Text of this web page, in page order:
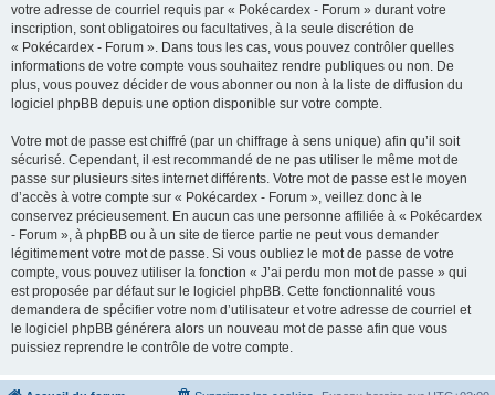
votre adresse de courriel requis par « Pokécardex - Forum » durant votre
inscription, sont obligatoires ou facultatives, à la seule discrétion de
« Pokécardex - Forum ». Dans tous les cas, vous pouvez contrôler quelles
informations de votre compte vous souhaitez rendre publiques ou non. De
plus, vous pouvez décider de vous abonner ou non à la liste de diffusion du
logiciel phpBB depuis une option disponible sur votre compte.
Votre mot de passe est chiffré (par un chiffrage à sens unique) afin qu’il soit
sécurisé. Cependant, il est recommandé de ne pas utiliser le même mot de
passe sur plusieurs sites internet différents. Votre mot de passe est le moyen
d’accès à votre compte sur « Pokécardex - Forum », veillez donc à le
conservez précieusement. En aucun cas une personne affiliée à « Pokécardex
- Forum », à phpBB ou à un site de tierce partie ne peut vous demander
légitimement votre mot de passe. Si vous oubliez le mot de passe de votre
compte, vous pouvez utiliser la fonction « J’ai perdu mon mot de passe » qui
est proposée par défaut sur le logiciel phpBB. Cette fonctionnalité vous
demandera de spécifier votre nom d’utilisateur et votre adresse de courriel et
le logiciel phpBB générera alors un nouveau mot de passe afin que vous
puissiez reprendre le contrôle de votre compte.